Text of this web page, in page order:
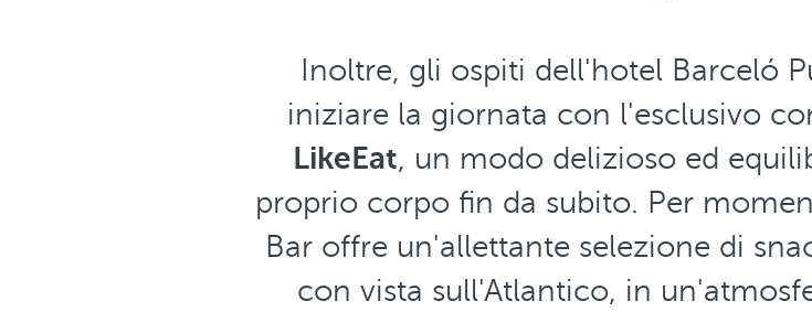
Inoltre, gli ospiti dell'hotel Barceló
iniziare la giornata con l'esclusivo
LikeEat, un modo delizioso ed
proprio corpo fin da subito. Per
Bar offre un'allettante selezione di
con vista sull'Atlantico, in